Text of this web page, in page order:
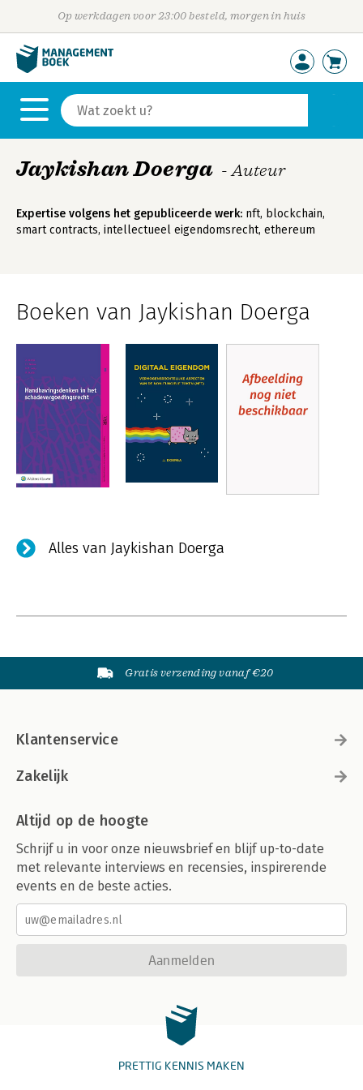
Op werkdagen voor 23:00 besteld, morgen in huis
Jaykishan Doerga - Auteur
Expertise volgens het gepubliceerde werk: nft, blockchain,
smart contracts, intellectueel eigendomsrecht, ethereum
Boeken van Jaykishan Doerga
Alles van Jaykishan Doerga
Gratis verzending vanaf €20
Klantenservice
Zakelijk
Altijd op de hoogte
Schrijf u in voor onze nieuwsbrief en blijf up-to-date
met relevante interviews en recensies, inspirerende
events en de beste acties.
Aanmelden
PRETTIG KENNIS MAKEN